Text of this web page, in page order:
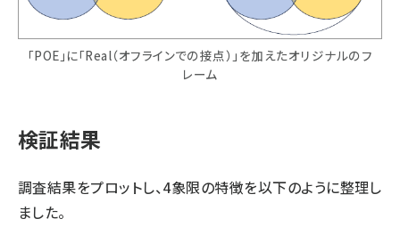
「POE」に「Real（オフラインでの接点）」を加えたオリジナルのフ
レーム
検証結果
調査結果をプロットし、4象限の特徴を以下のように整理し
ました。